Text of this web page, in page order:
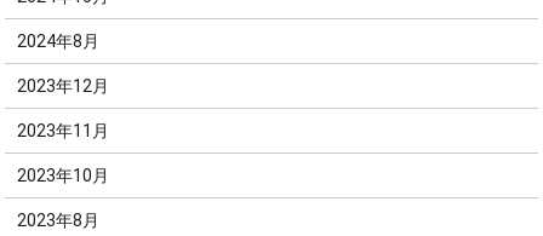
2024年8月
2023年12月
2023年11月
2023年10月
2023年8月